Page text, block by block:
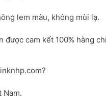
lem màu, không mùi lạ.
được cam kết 100% hàng
Nam.